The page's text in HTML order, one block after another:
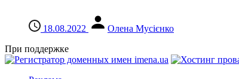
18.08.2022
Олена Мусієнко
При поддержке